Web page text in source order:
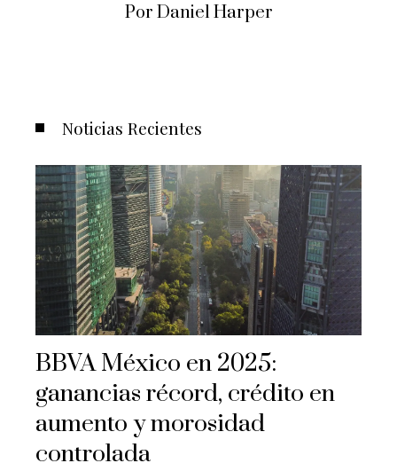
Por Daniel Harper
Noticias Recientes
BBVA México en 2025:
ganancias récord, crédito en
aumento y morosidad
controlada